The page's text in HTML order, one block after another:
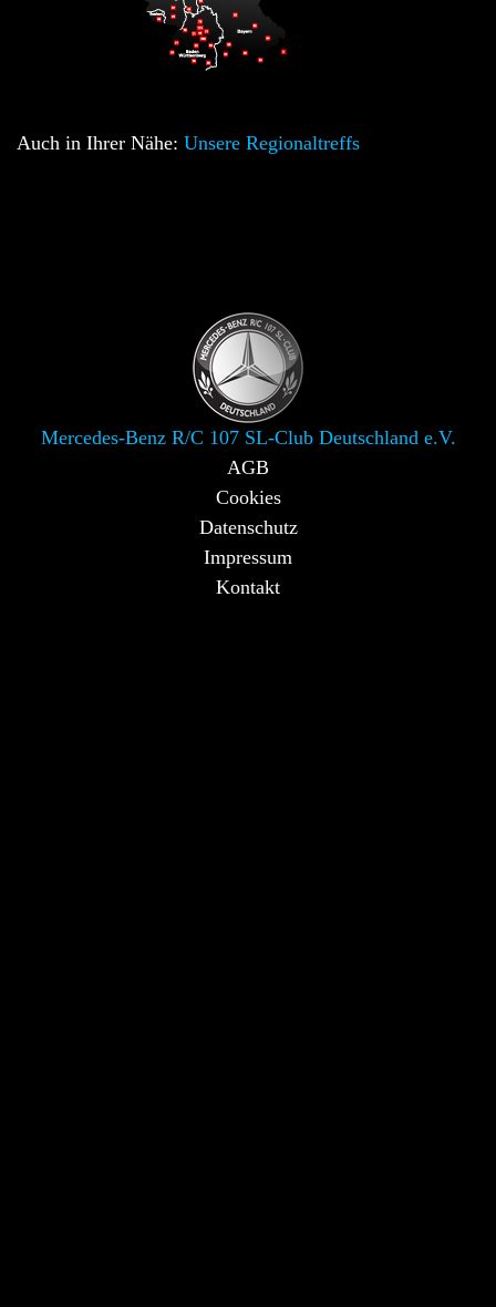
Auch in Ihrer Nähe: Unsere Regionaltreffs
Mercedes-Benz R/C 107 SL-Club Deutschland e.V.
AGB
Cookies
Datenschutz
Impressum
Kontakt